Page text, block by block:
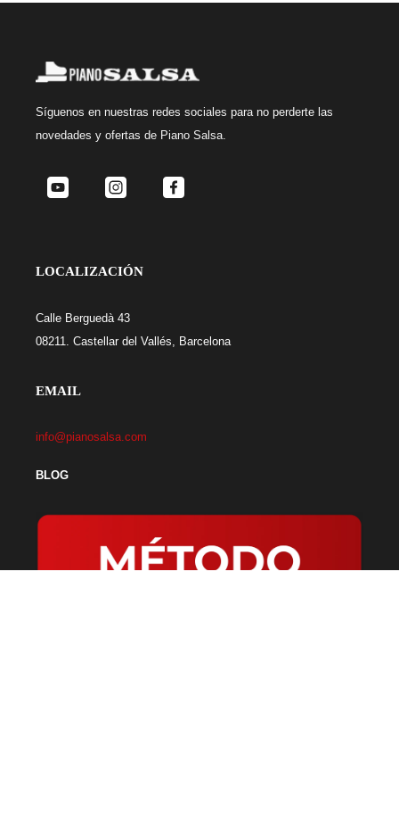
Síguenos en nuestras redes sociales para no perderte las
novedades y ofertas de Piano Salsa.
LOCALIZACIÓN
Calle Berguedà 43
08211. Castellar del Vallés, Barcelona
EMAIL
info@pianosalsa.com
BLOG